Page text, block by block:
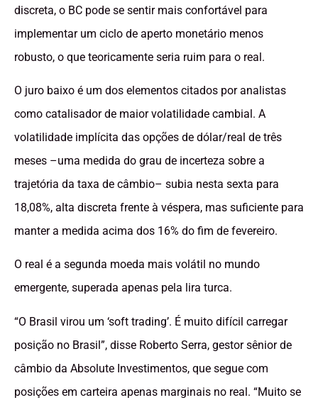
discreta, o BC pode se sentir mais confortável para
implementar um ciclo de aperto monetário menos
robusto, o que teoricamente seria ruim para o real.
O juro baixo é um dos elementos citados por analistas
como catalisador de maior volatilidade cambial. A
volatilidade implícita das opções de dólar/real de três
meses –uma medida do grau de incerteza sobre a
trajetória da taxa de câmbio– subia nesta sexta para
18,08%, alta discreta frente à véspera, mas suficiente para
manter a medida acima dos 16% do fim de fevereiro.
O real é a segunda moeda mais volátil no mundo
emergente, superada apenas pela lira turca.
“O Brasil virou um ‘soft trading’. É muito difícil carregar
posição no Brasil”, disse Roberto Serra, gestor sênior de
câmbio da Absolute Investimentos, que segue com
posições em carteira apenas marginais no real. “Muito se